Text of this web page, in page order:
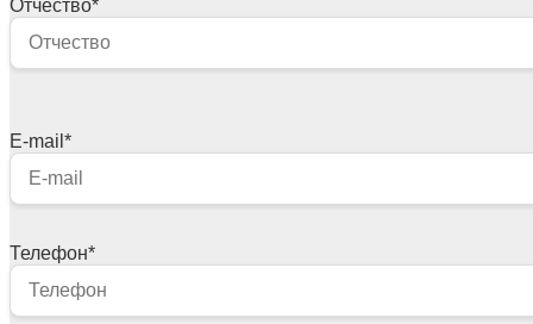
Отчество*
E-mail *
Телефон*